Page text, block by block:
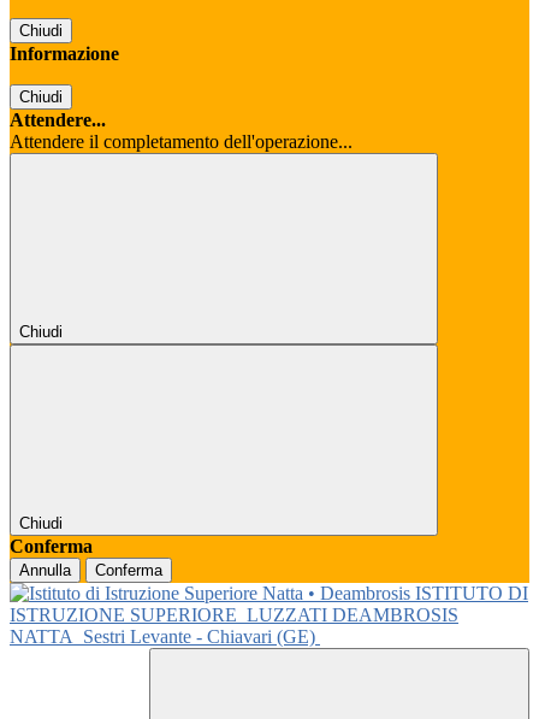
Chiudi
Informazione
Chiudi
Attendere...
Attendere il completamento dell'operazione...
Chiudi
Chiudi
Conferma
Annulla Conferma
ISTITUTO DI
ISTRUZIONE SUPERIORE LUZZATI DEAMBROSIS
NATTA
Sestri Levante - Chiavari (GE)